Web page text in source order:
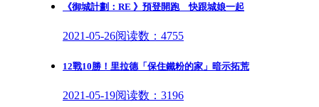
《御城計劃：RE 》預登開跑 快跟城娘一起
2021-05-26阅读数：4755
12戰10勝！里拉德「保住鐵粉的家」暗示拓荒
2021-05-19阅读数：3196